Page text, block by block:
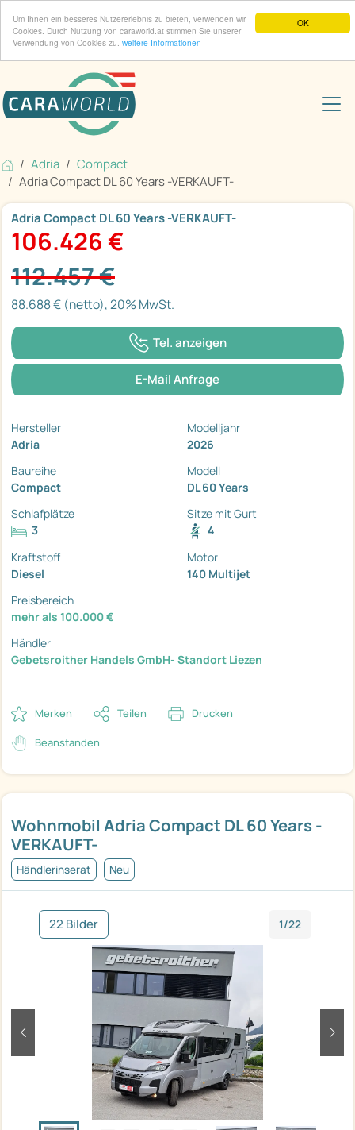
OK
Um Ihnen ein besseres Nutzererlebnis zu bieten, verwenden wir
Cookies. Durch Nutzung von caraworld.at stimmen Sie unserer
Verwendung von Cookies zu. weitere Informationen
Adria
Compact
Adria Compact DL 60 Years -VERKAUFT-
Wohnmobil Adria Compact DL 60 Years -
VERKAUFT-
Händlerinserat Neu
22 Bilder 1/22
zurück
Adria Compact DL 60 Years -VERKAUFT-
106.426 €
112.457 €
88.688 € (netto), 20% MwSt.
Tel. anzeigen
E-Mail Anfrage
Hersteller
Adria
Modelljahr
2026
Baureihe
Compact
Modell
DL 60 Years
Schlafplätze
3
Sitze mit Gurt
4
Kraftstoff
Diesel
Motor
140 Multijet
Preisbereich
mehr als 100.000 €
Händler
Gebetsroither Handels GmbH- Standort Liezen
Merken Teilen Drucken
Beanstanden